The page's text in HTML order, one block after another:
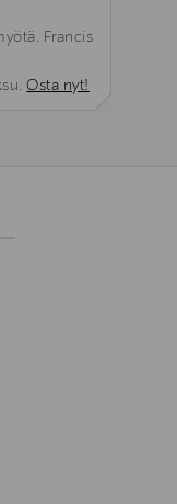
Francis
Osta nyt!